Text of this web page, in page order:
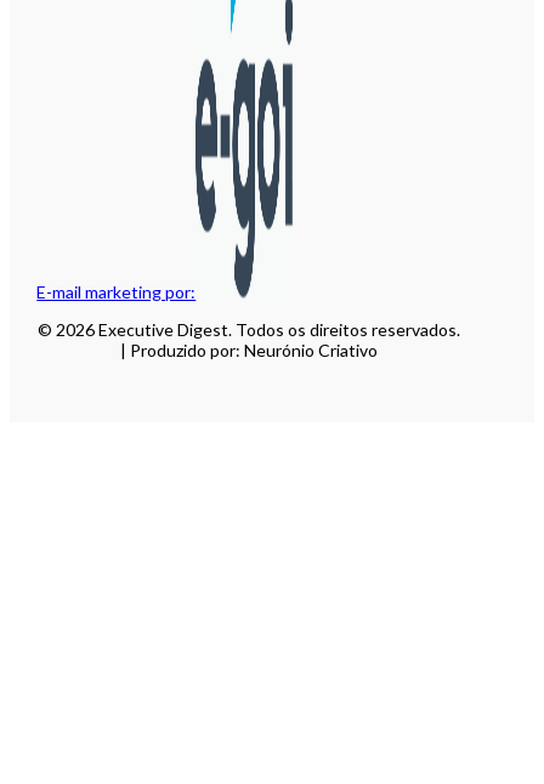
E-mail marketing por:
© 2026 Executive Digest. Todos os direitos reservados.
| Produzido por: Neurónio Criativo